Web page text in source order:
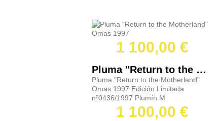
1 100,00 €
Pluma "Return to the Motherland" Omas 1997
Pluma "Return to the Motherland"
Omas 1997 Edición Limitada
nº0436/1997 Plumín M
1 100,00 €